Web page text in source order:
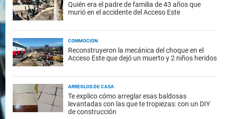
Quién era el padre de familia de 43 años que
murió en el accidente del Acceso Este
CONMOCIÓN
Reconstruyeron la mecánica del choque en el
Acceso Este que dejó un muerto y 2 niños heridos
ARREGLOS DE CASA
Te explico cómo arreglar esas baldosas
levantadas con las que te tropiezas: con un DIY
de construcción